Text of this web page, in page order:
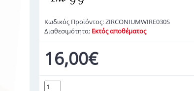
Κωδικός Προϊόντος:ZIRCONIUMWIRE030S
Διαθεσιμότητα: Εκτός αποθέματος
16,00€